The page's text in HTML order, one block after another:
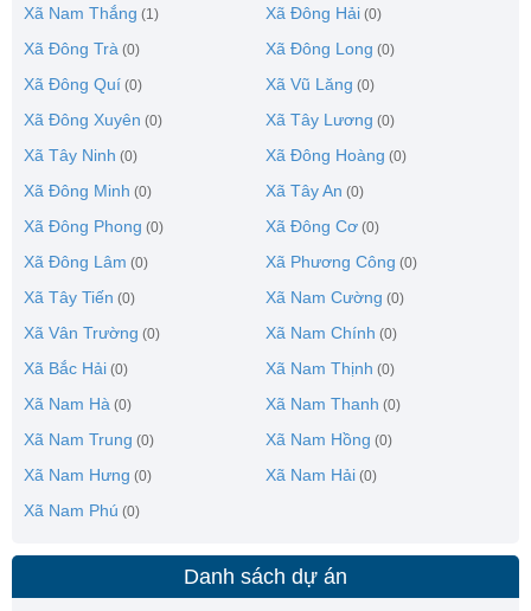
Xã Nam Thắng (1) Xã Đông Hải (0)
Xã Đông Trà (0) Xã Đông Long (0)
Xã Đông Quí (0) Xã Vũ Lăng (0)
Xã Đông Xuyên (0) Xã Tây Lương (0)
Xã Tây Ninh (0) Xã Đông Hoàng (0)
Xã Đông Minh (0) Xã Tây An (0)
Xã Đông Phong (0) Xã Đông Cơ (0)
Xã Đông Lâm (0) Xã Phương Công (0)
Xã Tây Tiến (0) Xã Nam Cường (0)
Xã Vân Trường (0) Xã Nam Chính (0)
Xã Bắc Hải (0) Xã Nam Thịnh (0)
Xã Nam Hà (0) Xã Nam Thanh (0)
Xã Nam Trung (0) Xã Nam Hồng (0)
Xã Nam Hưng (0) Xã Nam Hải (0)
Xã Nam Phú (0)
Danh sách dự án